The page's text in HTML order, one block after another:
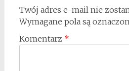
Twój adres e-mail nie
Wymagane pola są
Komentarz *